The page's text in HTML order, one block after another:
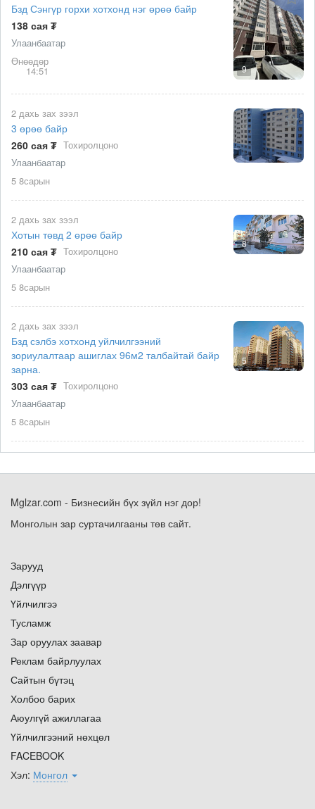
9
Бзд Сэнгүр горхи хотхонд нэг өрөө байр
138 сая ₮
Улаанбаатар
Өнөөдөр
14:51
2 дахь зах зээл
3 өрөө байр
260 сая ₮ Тохиролцоно
Улаанбаатар
5 8сарын
8
2 дахь зах зээл
Хотын төвд 2 өрөө байр
210 сая ₮ Тохиролцоно
Улаанбаатар
5 8сарын
5
2 дахь зах зээл
Бзд сэлбэ хотхонд уйлчилгээний
зориулалтаар ашиглах 96м2 талбайтай байр
зарна.
303 сая ₮ Тохиролцоно
Улаанбаатар
5 8сарын
Mglzar.com - Бизнесийн бүх зүйл нэг дор!
Монголын зар суртачилгааны төв сайт.
Зарууд
Дэлгүүр
Үйлчилгээ
Тусламж
Зар оруулах заавар
Реклам байрлуулах
Сайтын бүтэц
Холбоо барих
Аюулгүй ажиллагаа
Үйлчилгээний нөхцөл
FACEBOOK
Хэл: Монгол